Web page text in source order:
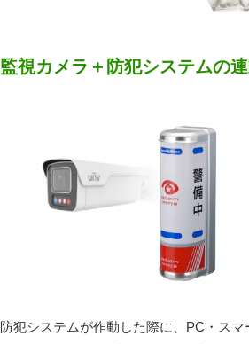
監視カメラ＋防犯システムの
防犯システムが作動した際に、PC・ス